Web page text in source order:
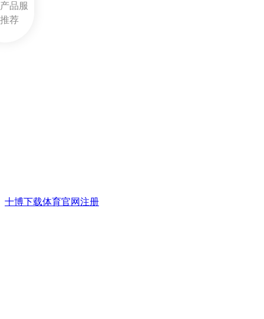
品服
荐
十博下载体育官网注册